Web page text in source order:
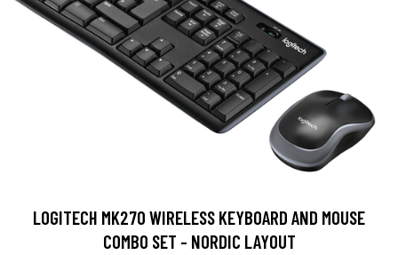
LOGITECH MK270 WIRELESS KEYBOARD AND MOUSE
COMBO SET - NORDIC LAYOUT